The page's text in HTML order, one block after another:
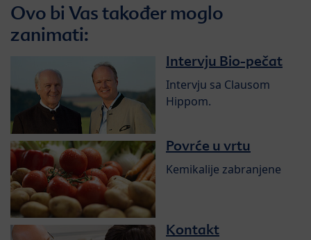
Ovo bi Vas također moglo
zanimati:
Intervju Bio-pečat
Intervju sa Clausom
Hippom.
Povrće u vrtu
Kemikalije zabranjene
Kontakt